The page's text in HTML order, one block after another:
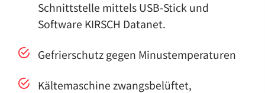
Schnittstelle mittels USB-Stick und
Software KIRSCH Datanet.
Gefrierschutz gegen Minustemperaturen
Kältemaschine zwangsbelüftet,